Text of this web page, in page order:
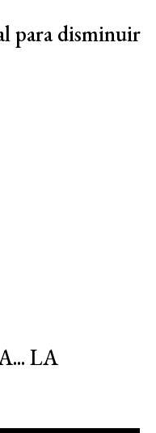
para disminuir
LA